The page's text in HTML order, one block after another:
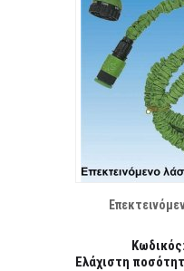
Κωδικός:
Ελάχιστη